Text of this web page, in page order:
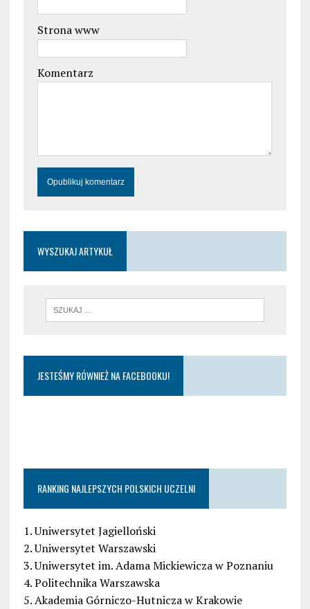
Strona www
Komentarz
WYSZUKAJ ARTYKUŁ
JESTEŚMY RÓWNIEŻ NA FACEBOOKU!
RANKING NAJLEPSZYCH POLSKICH UCZELNI
1. Uniwersytet Jagielloński
2. Uniwersytet Warszawski
3. Uniwersytet im. Adama Mickiewicza w Poznaniu
4. Politechnika Warszawska
5. Akademia Górniczo-Hutnicza w Krakowie